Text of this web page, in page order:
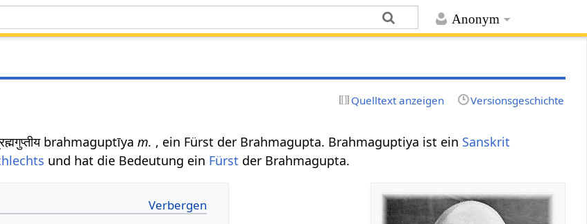
Anonym
Quelltext anzeigen Versionsgeschichte
brahmaguptīyam. , ein Fürst der Brahmagupta. Brahmaguptiya ist ein Sanskrit
und hat die Bedeutung ein Fürst der Brahmagupta.